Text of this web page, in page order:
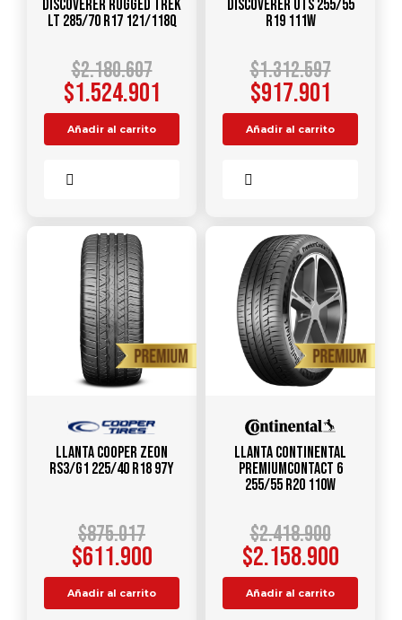
DISCOVERER RUGGED TREK
LT 285/70 R17 121/118Q
$2.180.607
$1.524.901
Añadir al carrito
DISCOVERER UTS 255/55
R19 111W
$1.312.597
$917.901
Añadir al carrito
Llanta COOPER ZEON
RS3/G1 225/40 R18 97Y
$875.017
$611.900
Añadir al carrito
Llanta CONTINENTAL
PREMIUMCONTACT 6
255/55 R20 110W
$2.418.900
$2.158.900
Añadir al carrito